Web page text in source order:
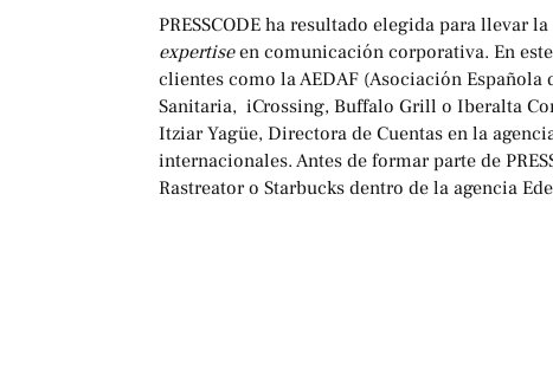
PRESSCODE ha resultado elegida para llevar
expertiseen comunicación corporativa. En
clientes como la AEDAF (Asociación Española
Sanitaria, iCrossing, Buffalo Grill o Iberalta
Itziar Yagüe, Directora de Cuentas en la
internacionales. Antes de formar parte de
Rastreator o Starbucks dentro de la agencia